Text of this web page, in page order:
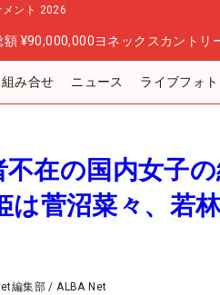
メント 2026
額 ¥90,000,000ヨネックスカントリ
組み合せ ニュース ライブフォト
不在の国内女子
は菅沼菜々、若
編集部 /ALBA Net